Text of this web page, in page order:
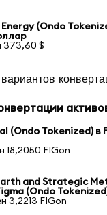
(Ondo
373,60 $
(Ondo Tokenized) в
18,2050 FIGon
and Strategic
(Ondo
3,2213 FIGon